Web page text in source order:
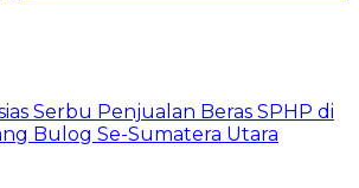
Serbu Penjualan Beras SPHP di
Bulog Se-Sumatera Utara